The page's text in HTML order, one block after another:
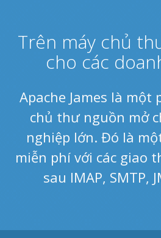
Trên máy chủ
cho các
Apache James là một
chủ thư nguồn mở
nghiệp lớn. Đó là
miễn phí với các giao
sau IMAP, SMTP,